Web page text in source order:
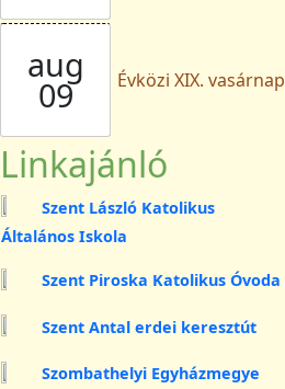
aug
09 Évközi XIX. vasárnap
Linkajánló
Szent László Katolikus
Általános Iskola
Szent Piroska Katolikus Óvoda
Szent Antal erdei keresztút
Szombathelyi Egyházmegye